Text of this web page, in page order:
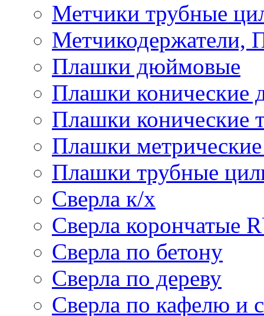
Метчики трубные
Метчикодержатели,
Плашки дюймовые
Плашки
Плашки конические
Плашки
Плашки трубные
Сверла к/х
Сверла корончатые
Сверла по бетону
Сверла по дереву
Сверла по кафелю и